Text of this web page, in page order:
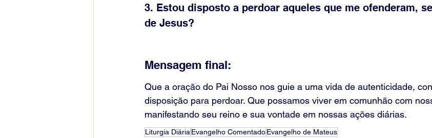
3. Estou disposto a perdoar aqueles que me ofenderam,
de Jesus?
Mensagem final:
Que a oração do Pai Nosso nos guie a uma vida de autenticidade,
disposição para perdoar. Que possamos viver em comunhão com
manifestando seu reino e sua vontade em nossas ações diárias.
Liturgia Diária Evangelho ComentadoEvangelho de Mateus